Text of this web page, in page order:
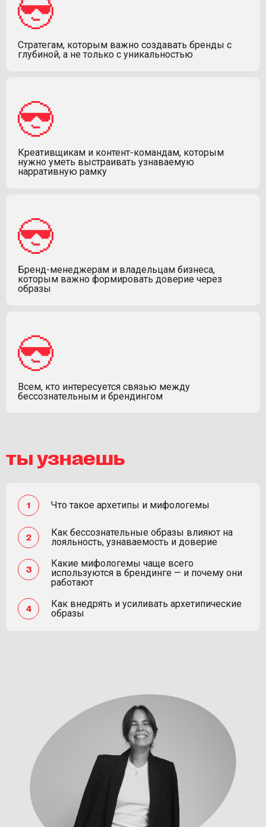
Стратегам, которым важно создавать бренды с
глубиной, а не только с уникальностью
Креативщикам и контент-командам, которым
нужно уметь выстраивать узнаваемую
нарративную рамку
Бренд-менеджерам и владельцам бизнеса,
которым важно формировать доверие через
образы
Всем, кто интересуется связью между
бессознательным и брендингом
ты узнаешь
Что такое архетипы и мифологемы
Как бессознательные образы влияют на
лояльность, узнаваемость и доверие
Какие мифологемы чаще всего
используются в брендинге — и почему они
работают
Как внедрять и усиливать архетипические
образы